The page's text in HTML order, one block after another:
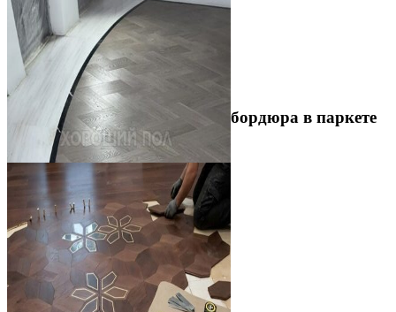
Устройство криволинейного бордюра в паркете
2 500 ₽